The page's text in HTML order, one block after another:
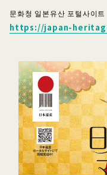
문화청 일본유산 포털사이트
https://japan-